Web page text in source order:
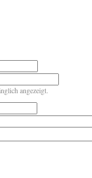
angezeigt.